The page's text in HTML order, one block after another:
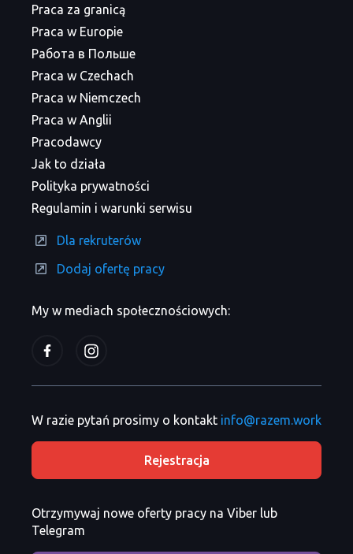
My w mediach społecznościowych:
Praca za granicą
Praca w Europie
Работа в Польше
Praca w Czechach
Praca w Niemczech
Praca w Anglii
Pracodawcy
Jak to działa
Polityka prywatności
Regulamin i warunki serwisu
Dla rekruterów
Dodaj ofertę pracy
W razie pytań prosimy o kontakt info@razem.work
Rejestracja
Otrzymywaj nowe oferty pracy na Viber lub
Telegram